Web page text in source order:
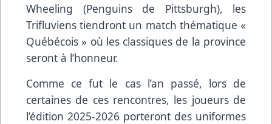
Wheeling (Penguins de Pittsburgh), les
Trifluviens tiendront un match thématique «
Québécois » où les classiques de la province
seront à l’honneur.
Comme ce fut le cas l’an passé, lors de
certaines de ces rencontres, les joueurs de
l’édition 2025-2026 porteront des uniformes